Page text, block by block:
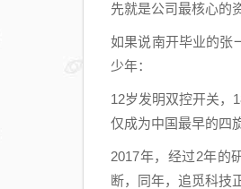
先就是公司最核心的
如果说南开毕业的张
少年：
12岁发明双控开关，
仅成为中国最早的四
2017年，经过2年的
断，同年，追觅科技